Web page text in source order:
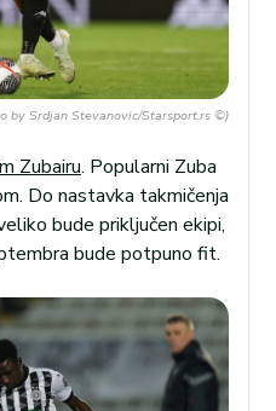
by Srdjan Stevanovic/Starsport.rs ©)
Zubairu. Popularni Zuba
Do nastavka takmičenja
bude priključen ekipi,
bude potpuno fit.